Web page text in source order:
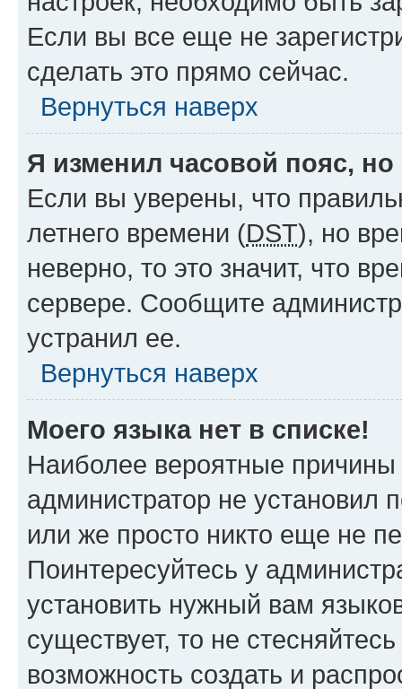
Если вы все еще не
сделать это прямо сейчас.
Вернуться наверх
Я изменил часовой пояс,
Если вы уверены, что
летнего времени (DST), но
неверно, то это значит, что
сервере. Сообщите
устранил ее.
Вернуться наверх
Моего языка нет в списке!
Наиболее вероятные причины
администратор не установил
или же просто никто еще не
Поинтересуйтесь у
установить нужный вам
существует, то не
возможность создать и